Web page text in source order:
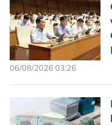
06/08/2026 03:26